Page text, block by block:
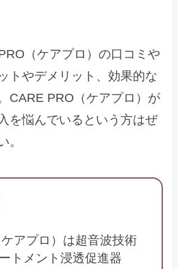
（ケアプロ）の口コミや
トやデメリット、効果的な
CARE PRO（ケアプロ）が
を悩んでいるという方はぜ
。
アプロ）は超音波技術
トメント浸透促進器